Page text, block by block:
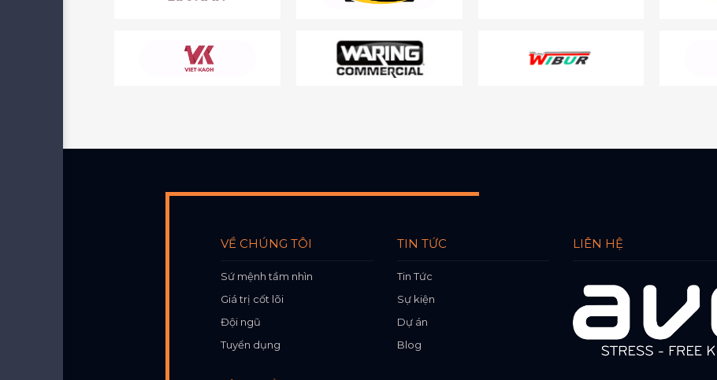
VỀ CHÚNG TÔI
Sứ mệnh tầm nhìn
Giá trị cốt lõi
Đội ngũ
Tuyển dụng
TIN TỨC
Tin Tức
Sự kiện
Dự án
Blog
LIÊN HỆ